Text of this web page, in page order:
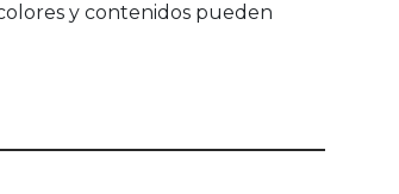
y contenidos pueden